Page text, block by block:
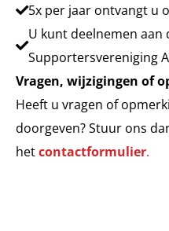
5x per jaar ontvangt u
U kunt deelnemen aan
Supportersvereniging
Vragen, wijzigingen of
Heeft u vragen of
doorgeven? Stuur ons
hetcontactformulier.